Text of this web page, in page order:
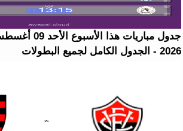
2026 - الجدول الكامل لجميع البطولات